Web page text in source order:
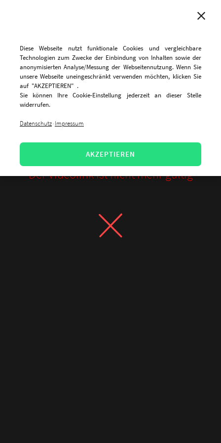
Diese Webseite nutzt funktionale Cookies und vergleichbare
Technologien zum Zwecke der Einbindung von Inhalten sowie der
anonymisierten Analyse/Messung der Webseitennutzung. Wenn Sie
unsere Webseite uneingeschränkt verwenden möchten, klicken Sie
auf "AKZEPTIEREN" .
Sie können Ihre Cookie-Einstellung jederzeit an dieser Stelle
widerrufen.
Datenschutz· Impressum
AKZEPTIEREN
Der Videolink ist nicht mehr gültig